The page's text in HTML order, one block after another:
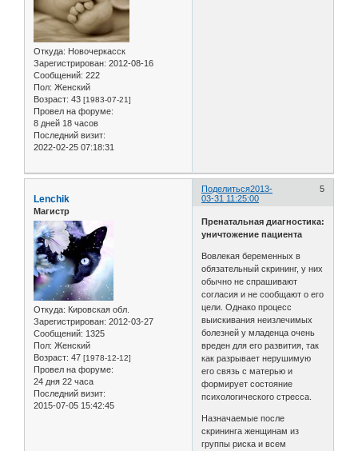
Откуда: Новочеркасск
Зарегистрирован: 2012-08-16
Сообщений: 222
Пол: Женский
Возраст: 43 [1983-07-21]
Провел на форуме:
8 дней 18 часов
Последний визит:
2022-02-25 07:18:31
Поделиться 5
2013-
03-31 11:25:00
Lenchik
Магистр
Откуда: Кировская обл.
Зарегистрирован: 2012-03-27
Сообщений: 1325
Пол: Женский
Возраст: 47 [1978-12-12]
Провел на форуме:
24 дня 22 часа
Последний визит:
2015-07-05 15:42:45
Пренатальная диагностика:
уничтожение пациента
Вовлекая беременных в
обязательный скрининг, у них
обычно не спрашивают
согласия и не сообщают о его
цели. Однако процесс
выискивания неизлечимых
болезней у младенца очень
вреден для его развития, так
как разрывает нерушимую
его связь с матерью и
формирует состояние
психологического стресса.
Назначаемые после
скрининга женщинам из
группы риска и всем